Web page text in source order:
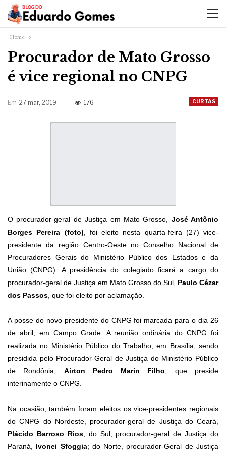
Home
Procurador de Mato Grosso
é vice regional no CNPG
CURTAS
Em 27 mar, 2019 176
O procurador-geral de Justiça em Mato Grosso, José Antônio
Borges Pereira (foto) , foi eleito nesta quarta-feira (27) vice-
presidente da região Centro-Oeste no Conselho Nacional de
Procuradores Gerais do Ministério Público dos Estados e da
União (CNPG). A presidência do colegiado ficará a cargo do
procurador-geral de Justiça em Mato Grosso do Sul, Paulo Cézar
dos Passos , que foi eleito por aclamação.
A posse do novo presidente do CNPG foi marcada para o dia 26
de abril, em Campo Grade. A reunião ordinária do CNPG foi
realizada no Ministério Público do Trabalho, em Brasília, sendo
presidida pelo Procurador-Geral de Justiça do Ministério Público
de Rondônia, Airton Pedro Marin Filho , que preside
interinamente o CNPG.
Na ocasião, também foram eleitos os vice-presidentes regionais
do CNPG do Nordeste, procurador-geral de Justiça do Ceará,
Plácido Barroso Rios; do Sul, procurador-geral de Justiça do
Paraná,
Ivonei Sfoggia; do Norte, procurador-Geral de Justiça